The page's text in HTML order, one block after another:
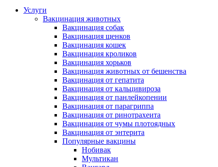
Услуги
Вакцинация животных
Вакцинация собак
Вакцинация щенков
Вакцинация кошек
Вакцинация кроликов
Вакцинация хорьков
Вакцинация животных от бешенства
Вакцинация от гепатита
Вакцинация от кальцивироза
Вакцинация от панлейкопении
Вакцинация от парагриппа
Вакцинация от ринотрахеита
Вакцинация от чумы плотоядных
Вакцинация от энтерита
Популярные вакцины
Нобивак
Мультикан